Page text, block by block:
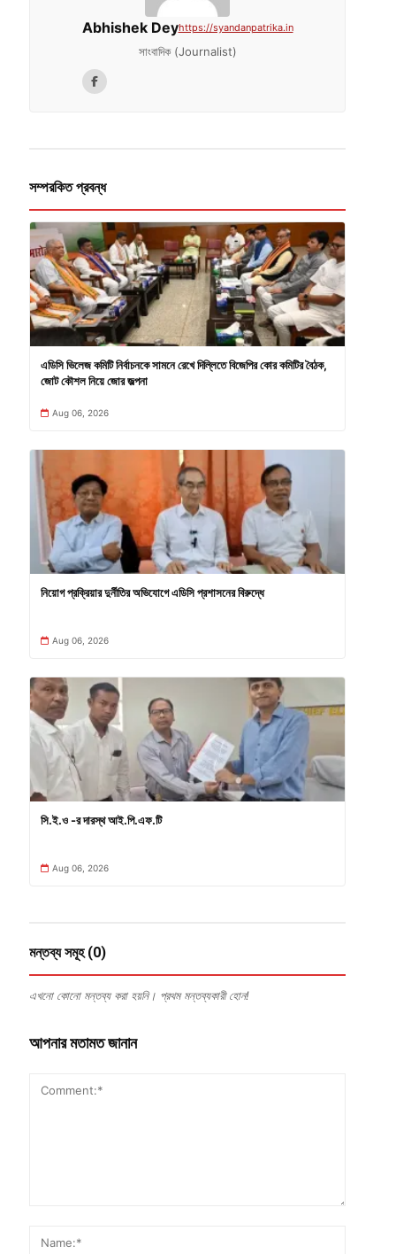
Abhishek Deyhttps://syandanpatrika.in
সাংবাদিক (Journalist)
সম্পরকিত প্রবন্ধ
এডিসি ভিলেজ কমিটি নির্বাচনকে সামনে রেখে দিল্লিতে বিজেপির কোর কমিটির বৈঠক,
জোট কৌশল নিয়ে জোর জল্পনা
Aug 06, 2026
নিয়োগ প্রক্রিয়ার দুর্নীতির অভিযোগে এডিসি প্রশাসনের বিরুদ্ধে
Aug 06, 2026
সি.ই.ও -র দারস্থ আই.পি.এফ.টি
Aug 06, 2026
মন্তব্য সমূহ (0)
এখনো কোনো মন্তব্য করা হয়নি। প্রথম মন্তব্যকারী হোন!
আপনার মতামত জানান